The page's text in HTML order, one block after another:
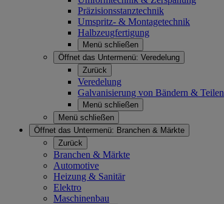
Präzisionsstanztechnik
Umspritz- & Montagetechnik
Halbzeugfertigung
Menü schließen
Öffnet das Untermenü: Veredelung
Zurück
Veredelung
Galvanisierung von Bändern & Teilen
Menü schließen
Menü schließen
Öffnet das Untermenü: Branchen & Märkte
Zurück
Branchen & Märkte
Automotive
Heizung & Sanitär
Elektro
Maschinenbau